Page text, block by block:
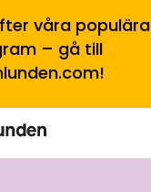
våra populära
– gå till